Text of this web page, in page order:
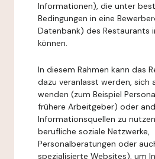
Informationen), die unter
Bedingungen in eine
Datenbank) des Restaurants
können.
In diesem Rahmen kann das
dazu veranlasst werden, sich
wenden (zum Beispiel
frühere Arbeitgeber) oder
Informationsquellen zu
berufliche soziale Netzwerke,
Personalberatungen oder
spezialisierte Websites), um